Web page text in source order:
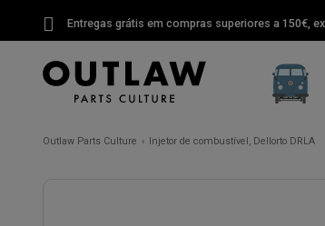
Entregas grátis em compras superiores a 150€,
Outlaw Parts Culture Injetor de combustível, Dellorto DRLA